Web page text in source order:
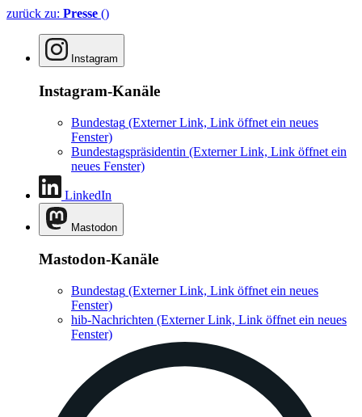
zurück zu: Presse ()
Instagram
Instagram-Kanäle
Bundestag (Externer Link, Link öffnet ein neues
Fenster)
Bundestagspräsidentin (Externer Link, Link öffnet ein
neues Fenster)
LinkedIn
Mastodon
Mastodon-Kanäle
Bundestag (Externer Link, Link öffnet ein neues
Fenster)
hib-Nachrichten (Externer Link, Link öffnet ein neues
Fenster)